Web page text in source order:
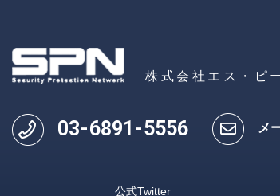
株式会社エス・ピ
03-6891 -5556 メ
公式Twitter